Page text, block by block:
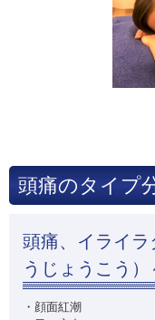
頭痛のタイプ
頭痛、イライラ
うじょうこう）
・顔面紅潮